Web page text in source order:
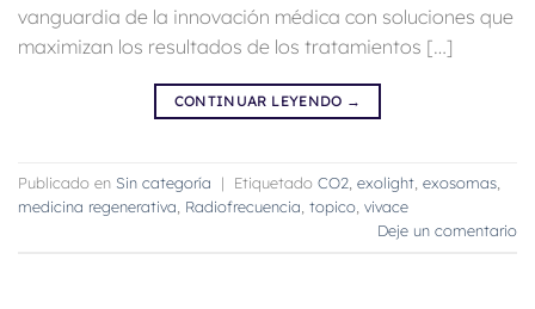
vanguardia de la innovación médica con soluciones que
maximizan los resultados de los tratamientos […]
CONTINUAR LEYENDO →
Publicado en Sin categoría | Etiquetado CO2 exolight exosomas
medicina regenerativa Radiofrecuencia topico vivace
Deje un comentario